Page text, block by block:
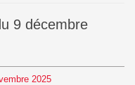
2025